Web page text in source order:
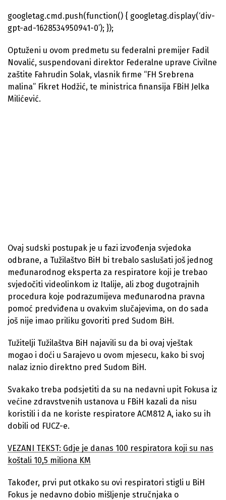
googletag.cmd.push(function() { googletag.display(‘div-
gpt-ad-1628534950941-0’); });
Optuženi u ovom predmetu su federalni premijer Fadil
Novalić, suspendovani direktor Federalne uprave Civilne
zaštite Fahrudin Solak, vlasnik firme “FH Srebrena
malina” Fikret Hodžić, te ministrica finansija FBiH Jelka
Milićević.
Ovaj sudski postupak je u fazi izvođenja svjedoka
odbrane, a Tužilaštvo BiH bi trebalo saslušati još jednog
međunarodnog eksperta za respiratore koji je trebao
svjedočiti videolinkom iz Italije, ali zbog dugotrajnih
procedura koje podrazumijeva međunarodna pravna
pomoć predviđena u ovakvim slučajevima, on do sada
još nije imao priliku govoriti pred Sudom BiH.
Tužitelji Tužilaštva BiH najavili su da bi ovaj vještak
mogao i doći u Sarajevo u ovom mjesecu, kako bi svoj
nalaz iznio direktno pred Sudom BiH.
Svakako treba podsjetiti da su na nedavni upit Fokusa iz
većine zdravstvenih ustanova u FBiH kazali da nisu
koristili i da ne koriste respiratore ACM812 A, iako su ih
dobili od FUCZ-e.
VEZANI TEKST: Gdje je danas 100 respiratora koji su nas
koštali 10,5 miliona KM
Također, prvi put otkako su ovi respiratori stigli u BiH
Fokus je nedavno dobio mišljenje stručnjaka o